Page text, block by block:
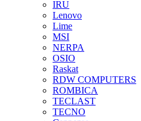
IRU
Lenovo
Lime
MSI
NERPA
OSIO
Raskat
RDW COMPUTERS
ROMBICA
TECLAST
TECNO